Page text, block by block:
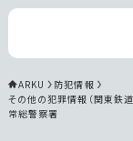
ARKU
防犯情報
その他の犯罪情報（関東鉄
常総警察署